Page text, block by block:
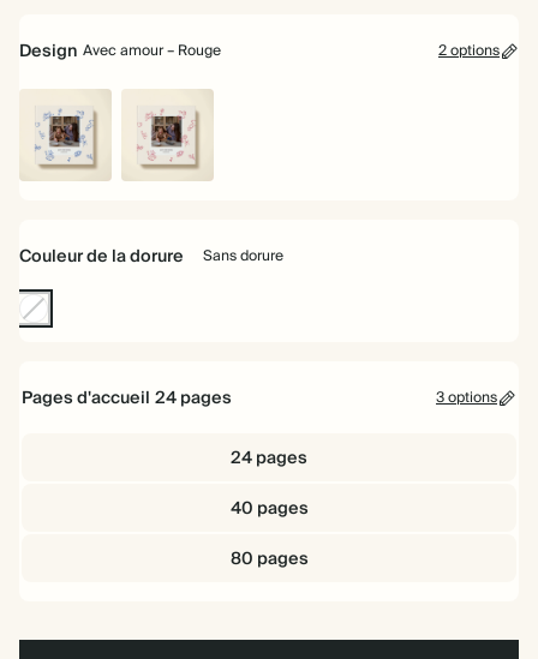
Design Avec amour – Rouge 2 options
Avec
Bleu
Avec
Rouge
Couleur de la dorure Sans dorure
Sans
Pages d'accueil 24pages 3 options
24 pages
40 pages
80 pages